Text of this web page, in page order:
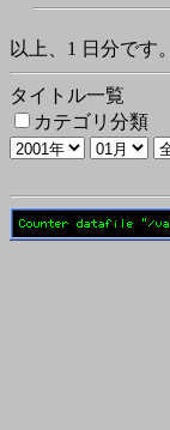
以上、1 日分です。
タイトル一覧
カテゴリ分類